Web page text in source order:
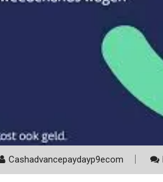
Cashadvancepaydayp9ecom